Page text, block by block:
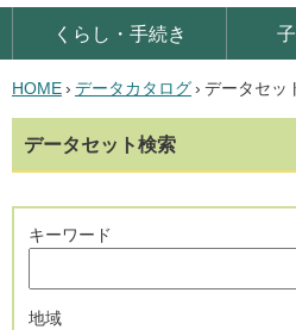
くらし・手続き
HOME› データカタログ› データセッ
データセット検索
キーワード
地域